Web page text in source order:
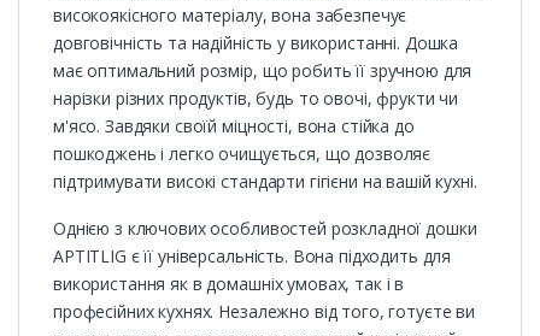
високоякісного матеріалу, вона забезпечує
довговічність та надійність у використанні. Дошка
має оптимальний розмір, що робить її зручною для
нарізки різних продуктів, будь то овочі, фрукти чи
м'ясо. Завдяки своїй міцності, вона стійка до
пошкоджень і легко очищується, що дозволяє
підтримувати високі стандарти гігієни на вашій кухні.
Однією з ключових особливостей розкладної дошки
APTITLIG є її універсальність. Вона підходить для
використання як в домашніх умовах, так і в
професійних кухнях. Незалежно від того, готуєте ви